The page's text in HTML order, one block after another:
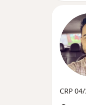
CRP